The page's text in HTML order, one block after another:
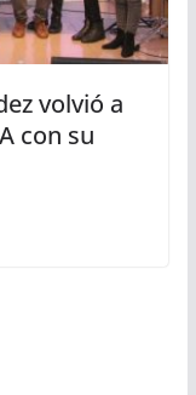
volvió a
con su